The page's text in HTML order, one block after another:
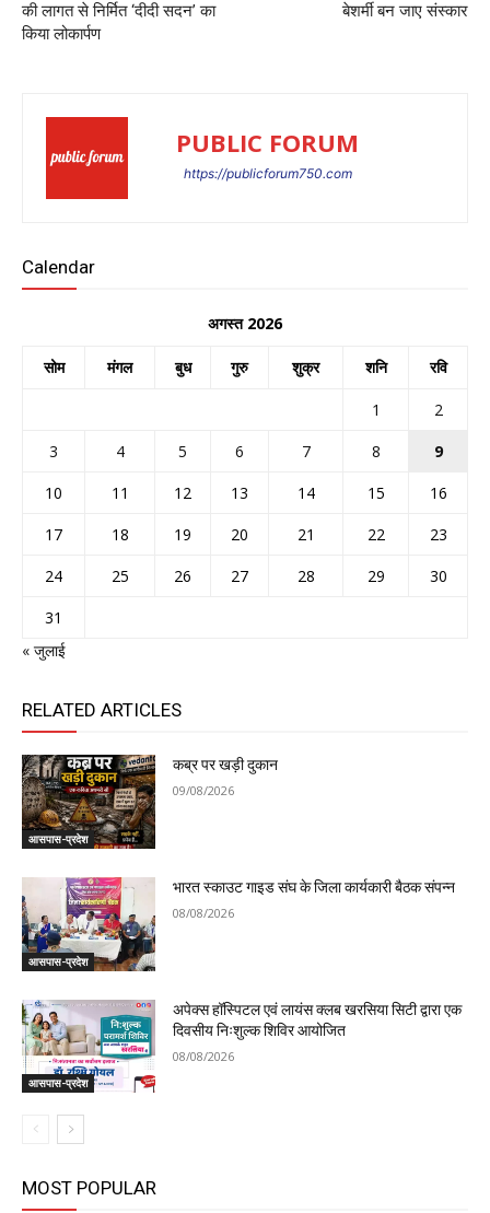
की लागत से निर्मित ‘दीदी सदन’ का
किया लोकार्पण
बेशर्मी बन जाए संस्कार
PUBLIC FORUM
https://publicforum750.com
Calendar
अगस्त 2026
सोम मंगल बुध गुरु शुक्र शनि रवि
1
2
3
4 5 6 7 8
9
10
11 12 13 14 15
16
17
18 19 20 21 22
23
24
25 26 27 28 29
30
31
« जुलाई
RELATED ARTICLES
आसपास-प्रदेश
कब्र पर खड़ी दुकान
09/08/2026
आसपास-प्रदेश
भारत स्काउट गाइड संघ के जिला कार्यकारी बैठक संपन्न
08/08/2026
आसपास-प्रदेश
अपेक्स हॉस्पिटल एवं लायंस क्लब खरसिया सिटी द्वारा एक
दिवसीय निःशुल्क शिविर आयोजित
08/08/2026
MOST POPULAR